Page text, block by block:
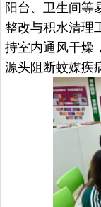
阳台、卫生间等
整改与积水清理
持室内通风干燥
源头阻断蚊媒疾